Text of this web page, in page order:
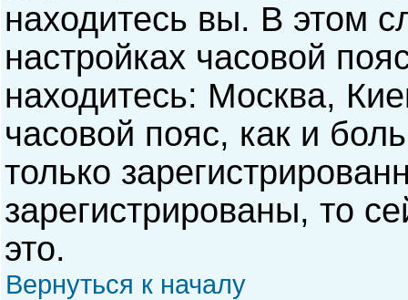
находитесь вы. В этом
настройках часовой
находитесь: Москва,
часовой пояс, как и
только
зарегистрированы, то
это.
Вернуться к началу